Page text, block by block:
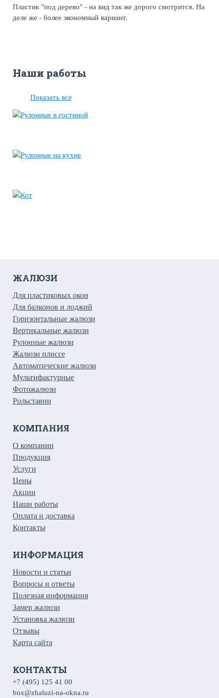
Пластик "под дерево" - на вид так же дорого смотрится. На
деле же - более экономный вариант.
Наши работы
Показать все
ЖАЛЮЗИ
Для пластиковых окон
Для балконов и лоджий
Горизонтальные жалюзи
Вертикальные жалюзи
Рулонные жалюзи
Жалюзи плиссе
Автоматические жалюзи
Мультифактурные
Фотожалюзи
Рольставни
КОМПАНИЯ
О компании
Продукция
Услуги
Цены
Акции
Наши работы
Оплата и доставка
Контакты
ИНФОРМАЦИЯ
Новости и статьи
Вопросы и ответы
Полезная информация
Замер жалюзи
Установка жалюзи
Отзывы
Карта сайта
КОНТАКТЫ
+7 (495) 125 41 00
box@zhaluzi-na-okna.ru